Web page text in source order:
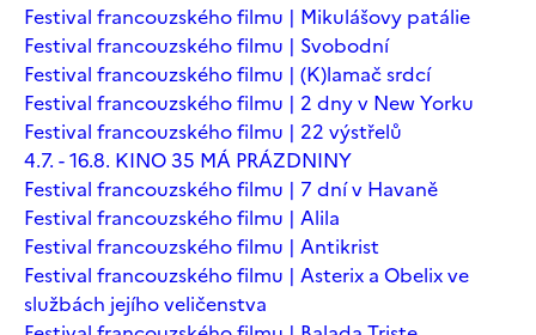
Festival francouzského filmu | Mikulášovy patálie
Festival francouzského filmu | Svobodní
Festival francouzského filmu | (K)lamač srdcí
Festival francouzského filmu | 2 dny v New Yorku
Festival francouzského filmu | 22 výstřelů
4.7. - 16.8. KINO 35 MÁ PRÁZDNINY
Festival francouzského filmu | 7 dní v Havaně
Festival francouzského filmu | Alila
Festival francouzského filmu | Antikrist
Festival francouzského filmu | Asterix a Obelix ve
službách jejího veličenstva